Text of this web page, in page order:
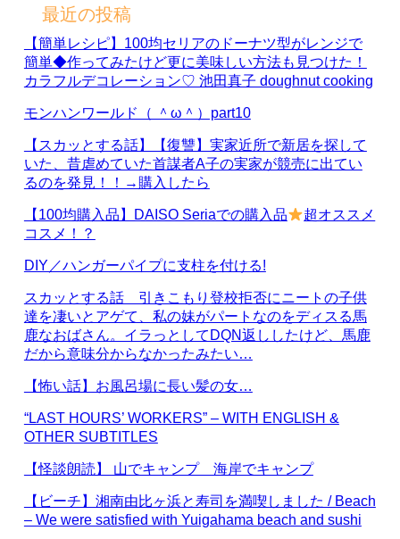
最近の投稿
【簡単レシピ】100均セリアのドーナツ型がレンジで
簡単◆作ってみたけど更に美味しい方法も見つけた！
カラフルデコレーション♡ 池田真子 doughnut cooking
モンハンワールド（ ＾ω＾）part10
【スカッとする話】【復讐】実家近所で新居を探して
いた、昔虐めていた首謀者A子の実家が競売に出てい
るのを発見！！→購入したら
【100均購入品】DAISO Seriaでの購入品
超オススメ
コスメ！？
DIY／ハンガーパイプに支柱を付ける!
スカッとする話 引きこもり登校拒否にニートの子供
達を凄いとアゲて、私の妹がパートなのをディスる馬
鹿なおばさん。イラっとしてDQN返ししたけど、馬鹿
だから意味分からなかったみたい…
【怖い話】お風呂場に長い髪の女…
“LAST HOURS’ WORKERS” – WITH ENGLISH &
OTHER SUBTITLES
【怪談朗読】 山でキャンプ 海岸でキャンプ
【ビーチ】湘南由比ヶ浜と寿司を満喫しました / Beach
– We were satisfied with Yuigahama beach and sushi